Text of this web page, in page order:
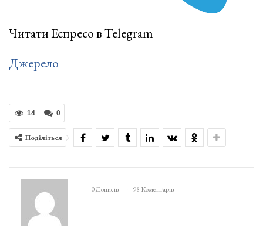
Читати Еспресо в Telegram
Джерело
0
14
Поділіться
0 Дописів 98 Коментарів